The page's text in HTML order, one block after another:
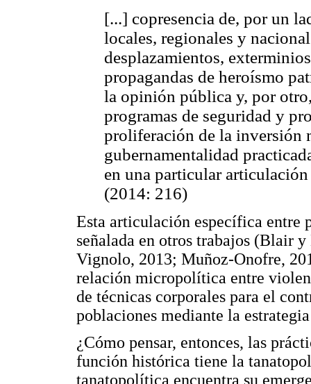
[...] copresencia de, por un
locales, regionales y
desplazamientos,
propagandas de heroísmo
la opinión pública y, por
programas de seguridad y
proliferación de la inversión
gubernamentalidad
en una particular
(2014: 216)
Esta articulación específica entre
señalada en otros trabajos (Blair
Vignolo, 2013; Muñoz-Onofre,
relación micropolítica entre
de técnicas corporales para el
poblaciones mediante la
¿Cómo pensar, entonces, las
función histórica tiene la
tanatopolítica encuentra su